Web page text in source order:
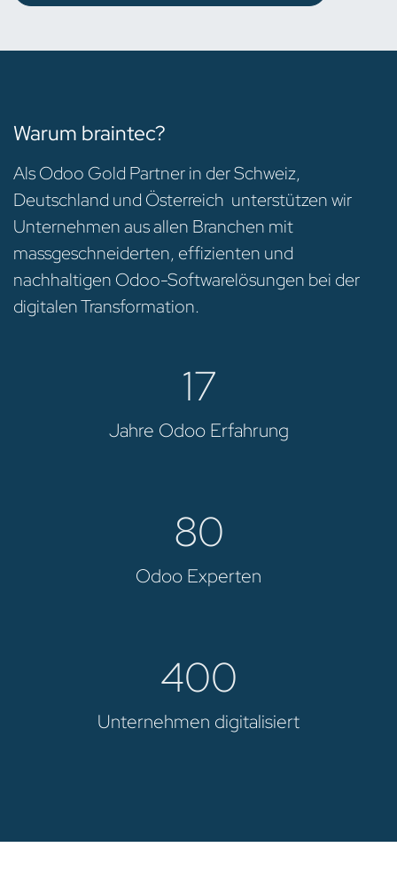
Warum braintec?
Als Odoo Gold Partner in der Schweiz,
Deutschland und Österreich unterstützen wir
Unternehmen aus allen Branchen mit
massgeschneiderten, effizienten und
nachhaltigen Odoo-Softwarelösungen bei der
digitalen Transformation.
17
Jahre Odoo Erfahrung
80
Odoo Experten
400
Unternehmen digitalisiert